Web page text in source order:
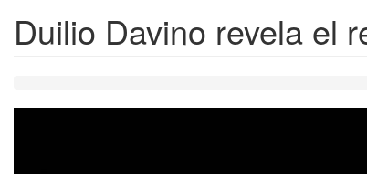
Duilio Davino revela el